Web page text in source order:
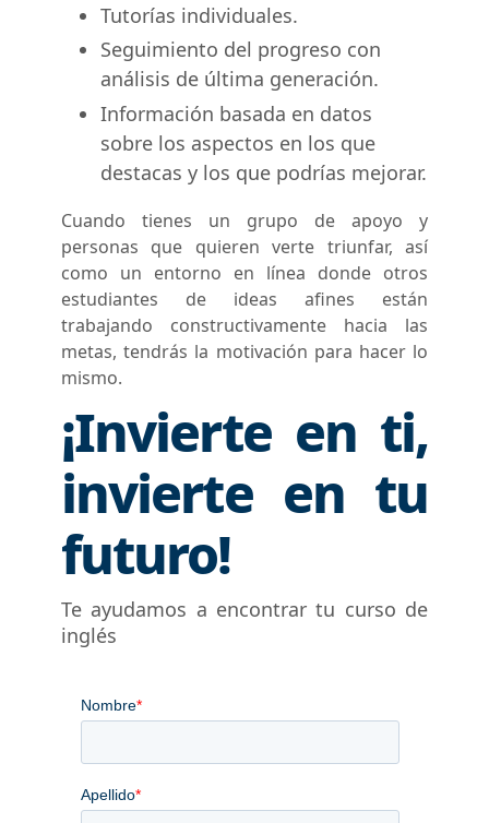
Tutorías individuales.
Seguimiento del progreso con
análisis de última generación.
Información basada en datos
sobre los aspectos en los que
destacas y los que podrías mejorar.
Cuando tienes un grupo de apoyo y
personas que quieren verte triunfar, así
como un entorno en línea donde otros
estudiantes de ideas afines están
trabajando constructivamente hacia las
metas, tendrás la motivación para hacer lo
mismo.
¡Invierte en ti,
invierte en tu
futuro!
Te ayudamos a encontrar tu curso de
inglés